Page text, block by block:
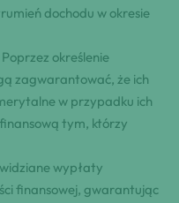
dochodu w okresie
Poprzez określenie
zagwarantować, że ich
w przypadku ich
tym, którzy
wypłaty
finansowej, gwarantując